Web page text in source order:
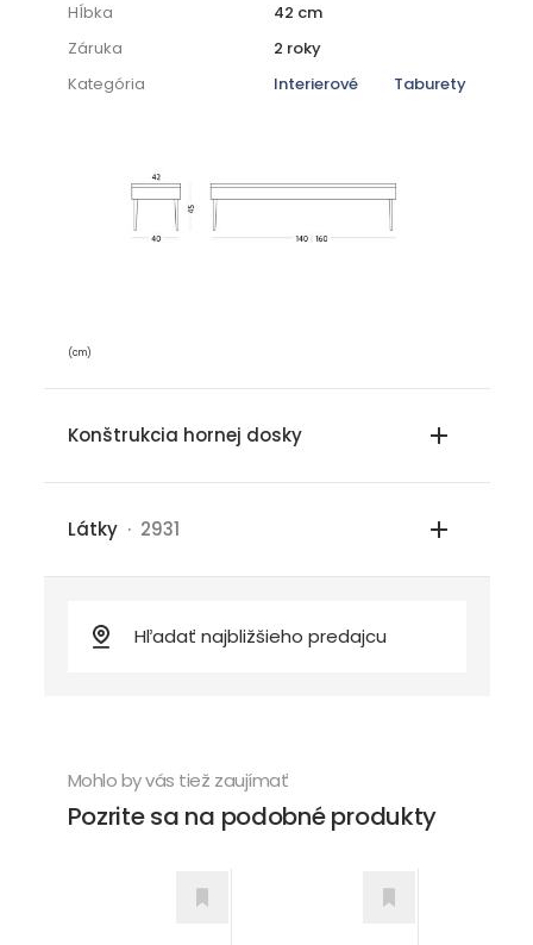
Hĺbka
42 cm
Záruka
2 roky
Kategória
Interierové Taburety
(cm)
Konštrukcia hornej dosky
Látky · 2931
Mohlo by vás tiež zaujímať
Pozrite sa na podobné produkty